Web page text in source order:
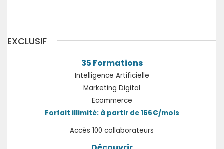
EXCLUSIF
35 Formations
Intelligence Artificielle
Marketing Digital
Ecommerce
Forfait illimité: à partir de 166€/mois
Accès 100 collaborateurs